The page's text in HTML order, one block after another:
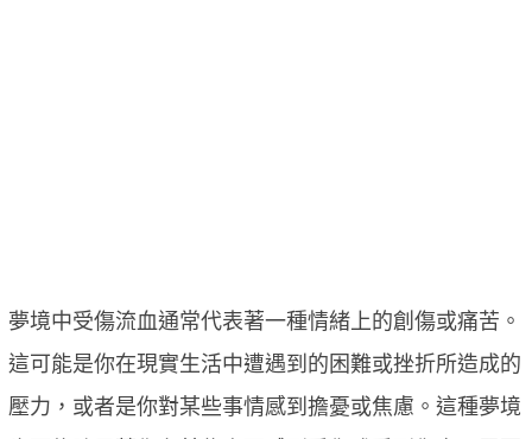
夢境中受傷流血通常代表著一種情緒上的創傷或痛苦。
這可能是你在現實生活中遭遇到的困難或挫折所造成的
壓力，或者是你對某些事情感到擔憂或焦慮。這種夢境